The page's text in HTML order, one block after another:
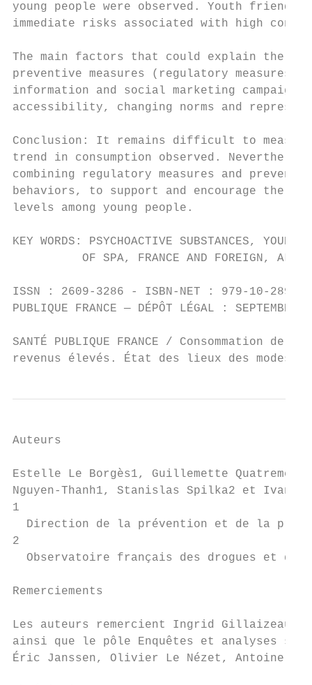
young people were observed. Youth
immediate risks associated with high
The main factors that could explain the
preventive measures (regulatory
information and social marketing
accessibility, changing norms and
Conclusion: It remains difficult to
trend in consumption observed.
combining regulatory measures and
behaviors, to support and encourage the
levels among young people.
KEY WORDS: PSYCHOACTIVE SUBSTANCES, YOUNG
OF SPA, FRANCE AND FOREIGN,
ISSN : 2609-3286 - ISBN-NET : 979-10-289-
PUBLIQUE FRANCE — DÉPÔT LÉGAL : SEPTEMBRE
SANTÉ PUBLIQUE FRANCE / Consommation
revenus élevés. État des lieux des modes
Auteurs
Estelle Le Borgès1, Guillemette
Nguyen-Thanh1, Stanislas Spilka2 et Ivana
1
Direction de la prévention et de la
2
Observatoire français des drogues et des
Remerciements
Les auteurs remercient Ingrid Gillaizeau
ainsi que le pôle Enquêtes et analyses
Éric Janssen, Olivier Le Nézet, Antoine